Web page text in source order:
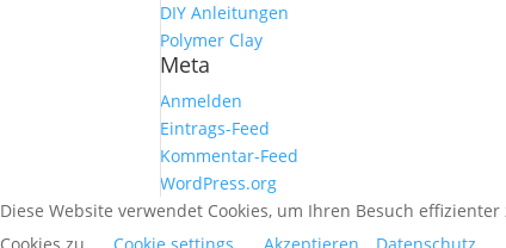
DIY Anleitungen
Polymer Clay
Meta
Anmelden
Eintrags-Feed
Kommentar-Feed
WordPress.org
Diese Website verwendet Cookies, um Ihren Besuch